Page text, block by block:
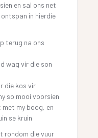
en sal ons net
in hierdie
terug na ons
wag vir die son
die kos vir
so mooi voorsien
met my boog, en
se kruin
rondom die vuur